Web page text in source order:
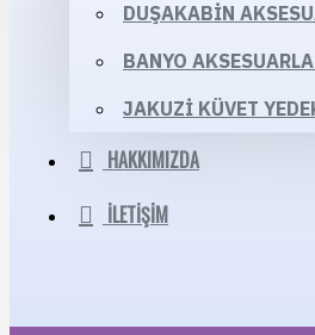
DUŞAKABIN
BANYO
JAKUZI KÜVET
HAKKIMIZDA
İLETIŞIM